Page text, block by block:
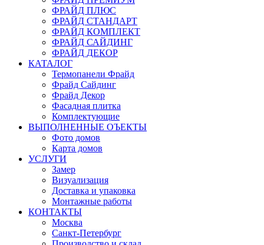
ФРАЙД ПЛЮС
ФРАЙД СТАНДАРТ
ФРАЙД КОМПЛЕКТ
ФРАЙД САЙДИНГ
ФРАЙД ДЕКОР
КАТАЛОГ
Термопанели Фрайд
Фрайд Сайдинг
Фрайд Декор
Фасадная плитка
Комплектующие
ВЫПОЛНЕННЫЕ ОЪЕКТЫ
Фото домов
Карта домов
УСЛУГИ
Замер
Визуализация
Доставка и упаковка
Монтажные работы
КОНТАКТЫ
Москва
Санкт-Петербург